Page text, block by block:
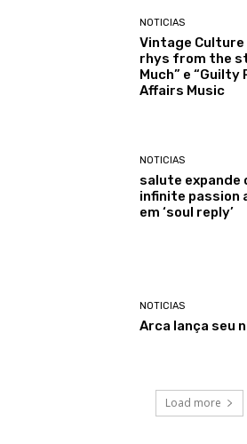
NOTICIAS
Vintage Culture
rhys from the
Much” e “Guilty
Affairs Music
NOTICIAS
salute expande
infinite passion
em ‘soul reply’
NOTICIAS
Arca lança seu
Load more